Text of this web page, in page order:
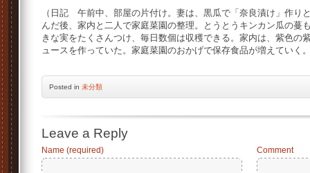
（日記 午前中、部屋の片付け。妻は、黒瓜で「奈良漬け」作り
んだ後、家内と二人で家庭菜園の整理。とうとうキンカン瓜の蔓
きな実をたくさんつけ、毎日数個は収穫できる。家内は、紫色の
ュースを作っていた。家庭菜園のおかげで保存食品が増えていく
Posted in 未分類
Leave a Reply
Name (required) Comment